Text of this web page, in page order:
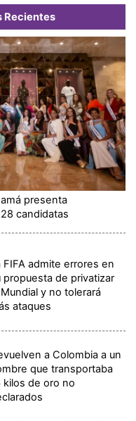
Recientes
presenta
candidatas
FIFA admite errores en
propuesta de privatizar
y no tolerará
ataques
a Colombia a un
que transportaba
kilos de oro no